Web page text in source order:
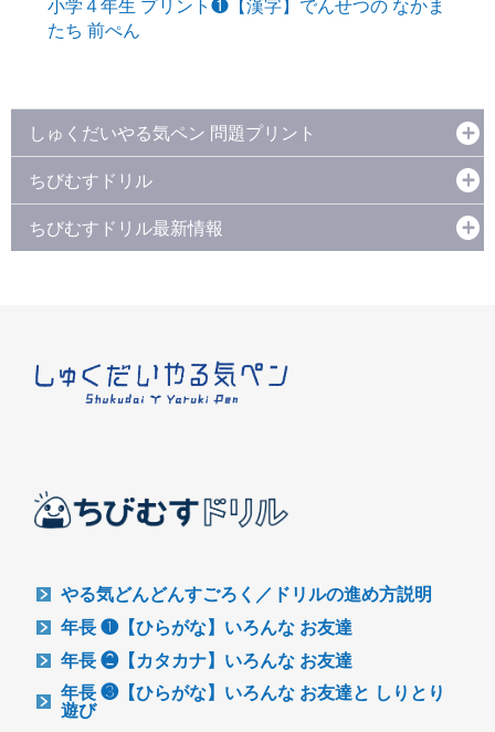
小学４年生 プリント❶【漢字】でんせつの なかま
たち 前ぺん
しゅくだいやる気ペン 問題プリント
ちびむすドリル
ちびむすドリル最新情報
やる気どんどんすごろく／ドリルの進め方説明
年長 ❶【ひらがな】いろんな お友達
年長 ❷【カタカナ】いろんな お友達
年長 ❸【ひらがな】いろんな お友達と しりとり
遊び